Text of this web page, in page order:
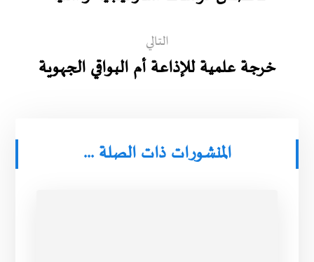
التالي
خرجة علمية للإذاعة أم البواقي الجهوية
المنشورات ذات الصلة ...